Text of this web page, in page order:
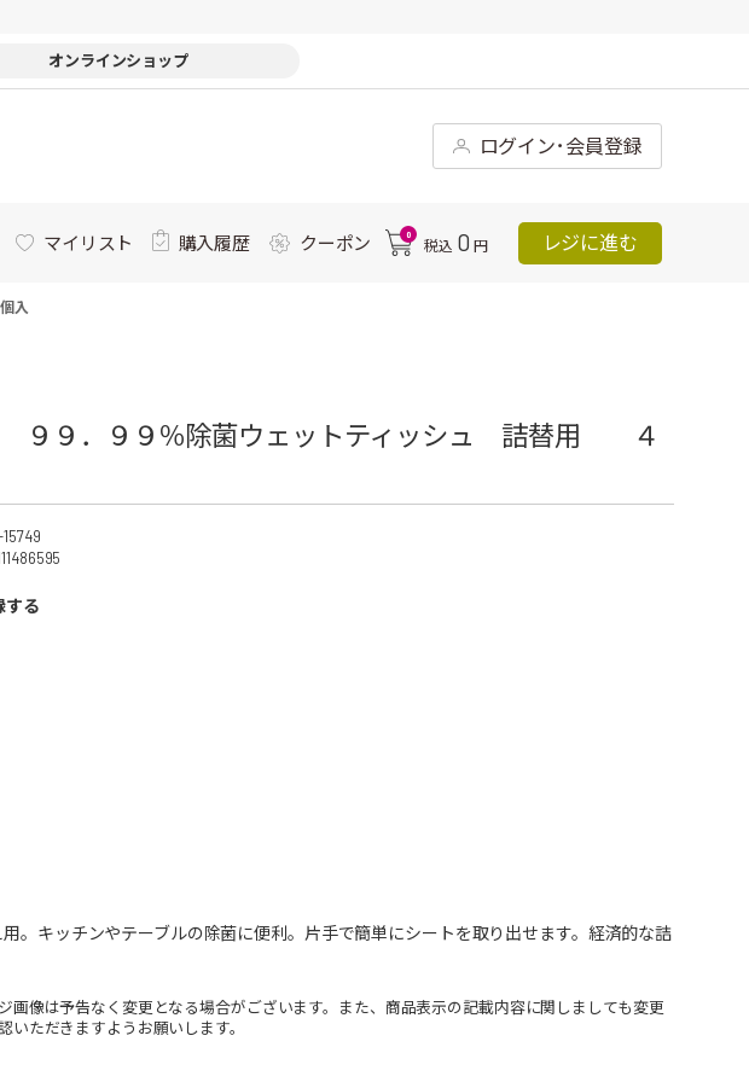
オンラインショップ
ログイン･会員登録
マイリスト 購入履歴 クーポン 0
税込 0 円 レジに進む
入
９．９９％除菌ウェットティッシュ 詰替用 ４
する
。キッチンやテーブルの除菌に便利。片手で簡単にシートを取り出せます。経済的な詰
像は予告なく変更となる場合がございます。また、商品表示の記載内容に関しましても変更
ただきますようお願いします。